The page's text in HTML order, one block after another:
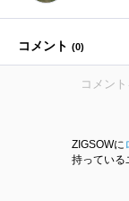
コメント (0)
ZIGSOWに
持っている